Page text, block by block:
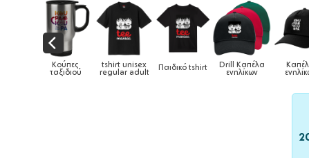
Drill Καπέλα
ενηλίκων
Καπέλα
ενηλίκων Καπέλα παιδικά Κούπες Κούπες